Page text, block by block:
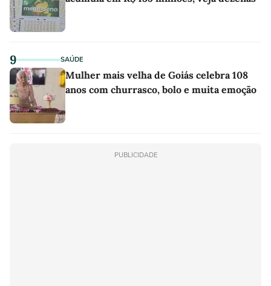
9 SAÚDE
Mulher mais velha de Goiás celebra 108
anos com churrasco, bolo e muita emoção
PUBLICIDADE